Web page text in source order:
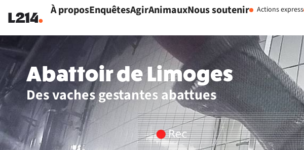
À proposEnquêtesAgirAnimauxNous soutenir Actions express
Abattoir de Limoges​
Des vaches gestantes abattues